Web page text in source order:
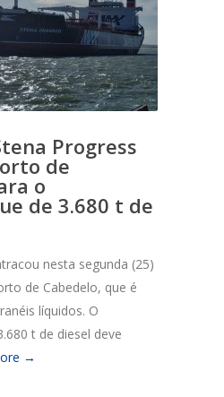
Progress
de
o
de 3.680 t de
nesta segunda (25)
de Cabedelo, que é
líquidos. O
t de diesel deve
→